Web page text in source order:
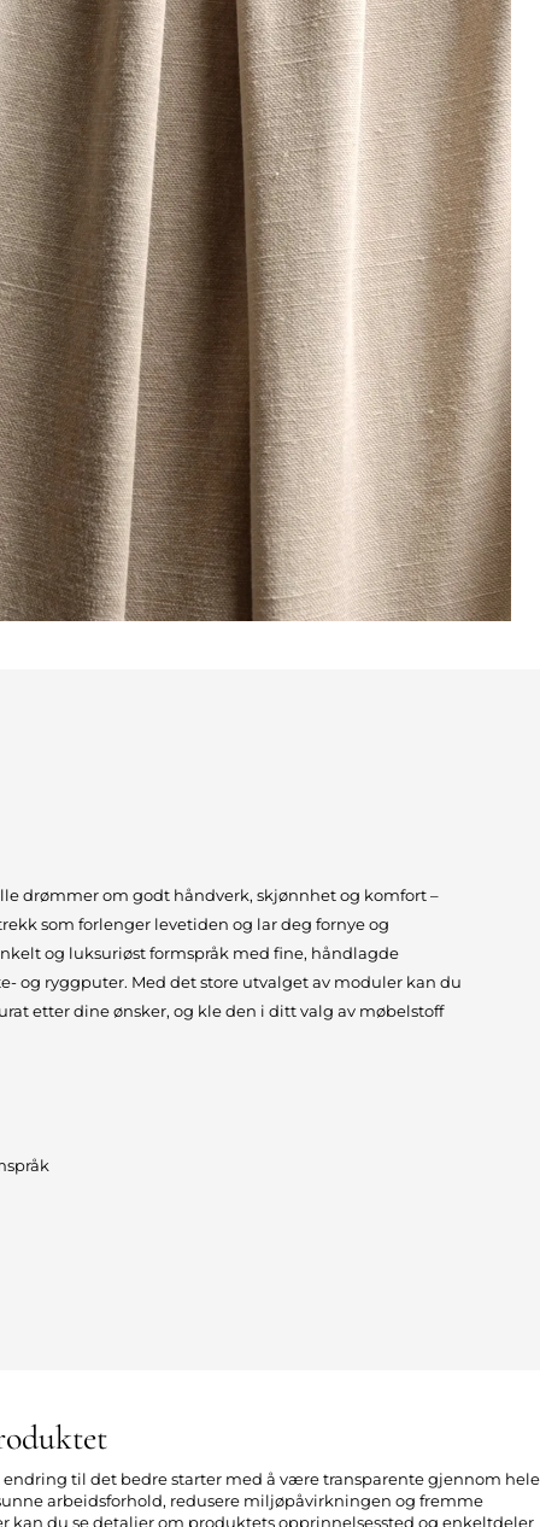
drømmer om godt håndverk, skjønnhet og komfort –
som forlenger levetiden og lar deg fornye og
og luksuriøst formspråk med fine, håndlagde
og ryggputer. Med det store utvalget av moduler kan du
etter dine ønsker, og kle den i ditt valg av møbelstoff
endring til det bedre starter med å være transparente gjennom hele
arbeidsforhold, redusere miljøpåvirkningen og fremme
kan du se detaljer om produktets opprinnelsessted og enkeltdeler